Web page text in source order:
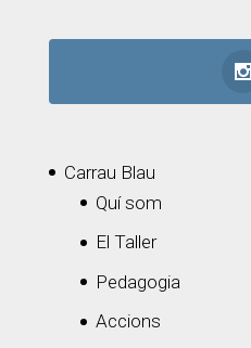
Carrau Blau
Quí som
El Taller
Pedagogia
Accions